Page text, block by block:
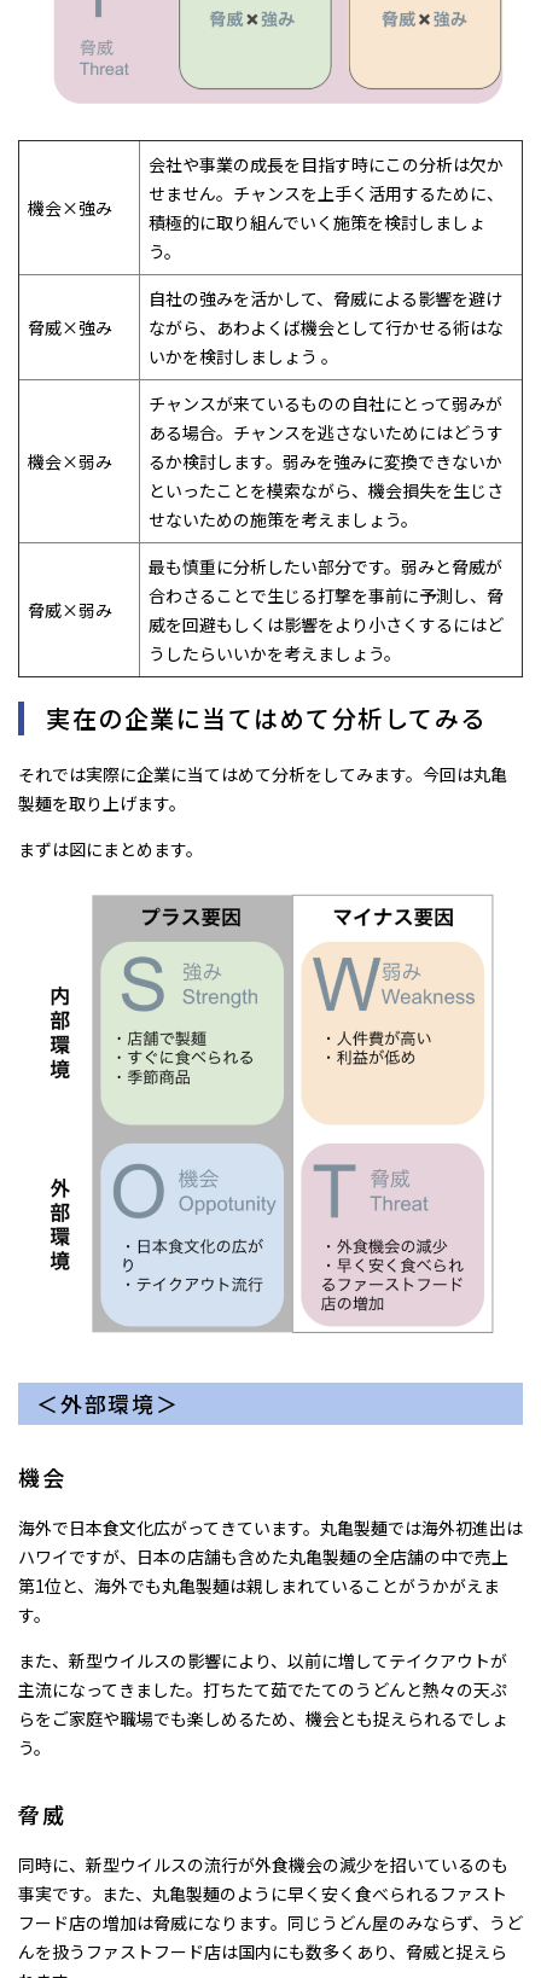
機会×強み
会社や事業の成長を目指す時にこの分析は欠か
せません。チャンスを上手く活用するために、
積極的に取り組んでいく施策を検討しましょ
う。
脅威×強み
自社の強みを活かして、脅威による影響を避け
ながら、あわよくば機会として行かせる術はな
いかを検討しましょう 。
機会×弱み
チャンスが来ているものの自社にとって弱みが
ある場合。チャンスを逃さないためにはどうす
るか検討します。弱みを強みに変換できないか
といったことを模索ながら、機会損失を生じさ
せないための施策を考えましょう。
脅威×弱み
最も慎重に分析したい部分です。弱みと脅威が
合わさることで生じる打撃を事前に予測し、脅
威を回避もしくは影響をより小さくするにはど
うしたらいいかを考えましょう。
実在の企業に当てはめて分析してみる
それでは実際に企業に当てはめて分析をしてみます。今回は丸亀
製麺を取り上げます。
まずは図にまとめます。
＜外部環境＞
機会
海外で日本食文化広がってきています。丸亀製麺では海外初進出は
ハワイですが、日本の店舗も含めた丸亀製麺の全店舗の中で売上
第1位と、海外でも丸亀製麺は親しまれていることがうかがえま
す。
また、新型ウイルスの影響により、以前に増してテイクアウトが
主流になってきました。打ちたて茹でたてのうどんと熱々の天ぷ
らをご家庭や職場でも楽しめるため、機会とも捉えられるでしょ
う。
脅威
同時に、新型ウイルスの流行が外食機会の減少を招いているのも
事実です。また、丸亀製麺のように早く安く食べられるファスト
フード店の増加は脅威になります。同じうどん屋のみならず、うど
んを扱うファストフード店は国内にも数多くあり、脅威と捉えら